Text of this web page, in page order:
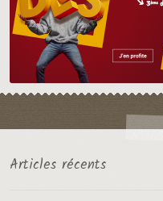
Articles récents